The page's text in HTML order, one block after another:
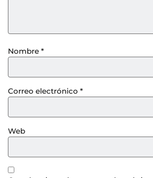
Nombre *
Correo electrónico *
Web